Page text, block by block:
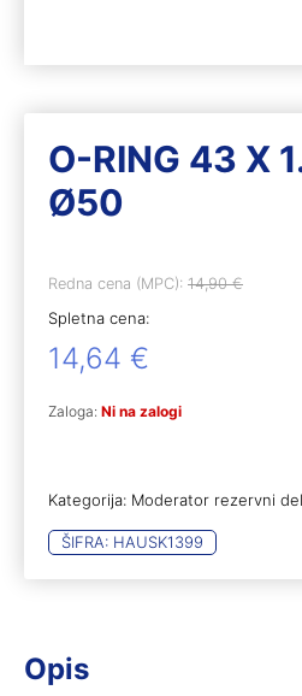
O-RING 43 X
Ø50
Redna cena (MPC): 14,90€
Spletna cena:
14,64 €
Zaloga: Ni na zalogi
Kategorija: Moderator rezervni
ŠIFRA: HAUSK1399
Opis